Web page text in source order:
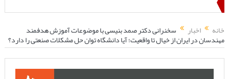
خانه اخبار سخنرانی دکتر صمد بنیسی با موضوعات آموزش هدفمند
مهندسان در ایران از خیال تا واقعیت؛ آیا دانشگاه توان حل مشکلات صنعتی را دارد؟